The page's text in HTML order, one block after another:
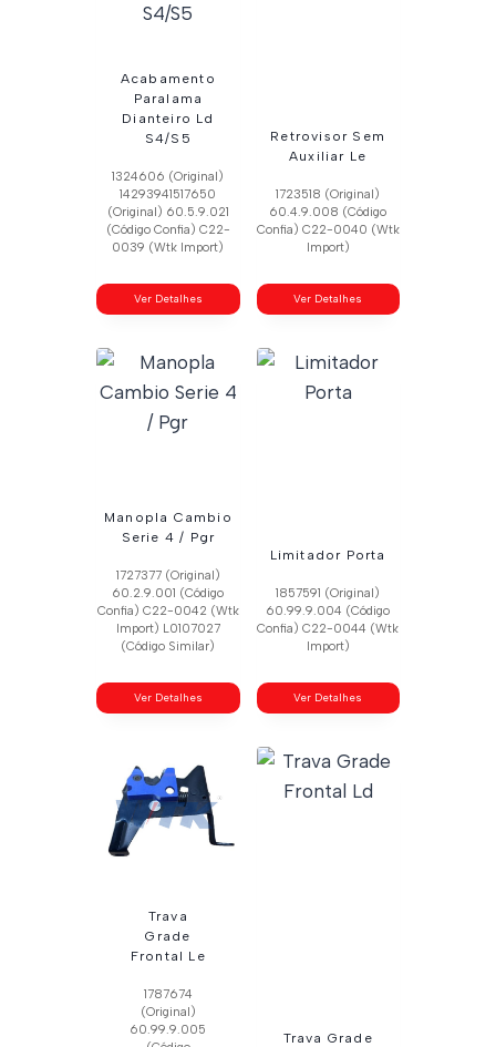
Acabamento
Paralama
Dianteiro Ld
S4/S5
1324606 (Original)
14293941517650
(Original) 60.5.9.021
(Código Confia) C22-
0039 (Wtk Import)
Ver Detalhes
Retrovisor Sem
Auxiliar Le
1723518 (Original)
60.4.9.008 (Código
Confia) C22-0040 (Wtk
Import)
Ver Detalhes
Manopla Cambio
Serie 4 / Pgr
1727377 (Original)
60.2.9.001 (Código
Confia) C22-0042 (Wtk
Import) L0107027
(Código Similar)
Ver Detalhes
Limitador Porta
1857591 (Original)
60.99.9.004 (Código
Confia) C22-0044 (Wtk
Import)
Ver Detalhes
Trava
Grade
Frontal Le
1787674
(Original)
60.99.9.005
Trava Grade